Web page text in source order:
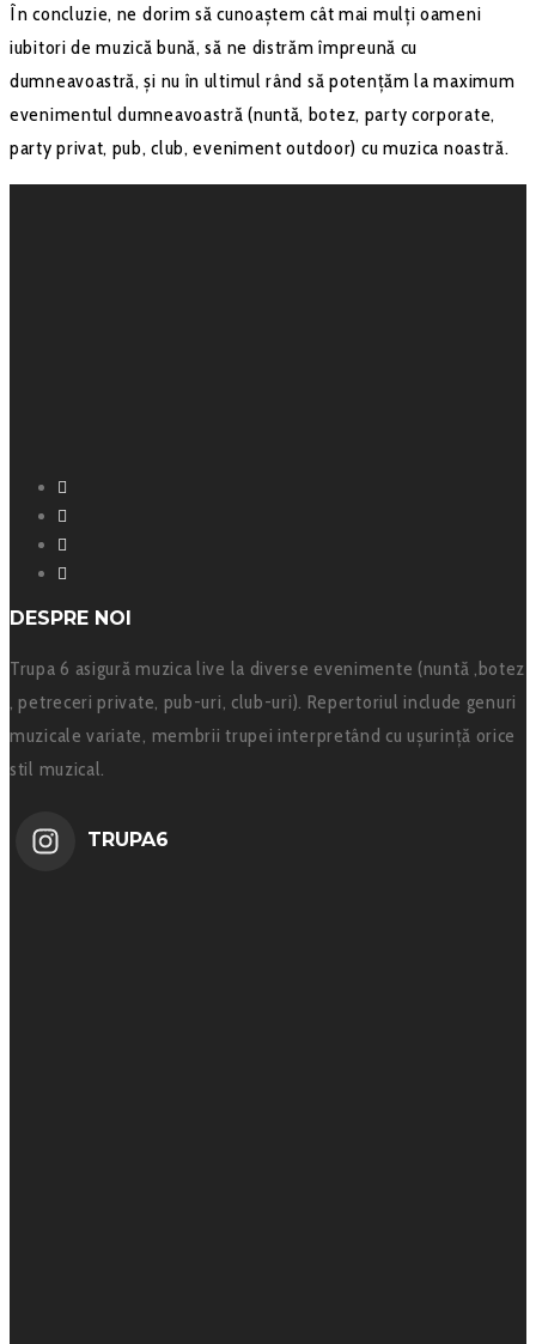
În concluzie, ne dorim să cunoaștem cât mai mulți oameni
iubitori de muzică bună, să ne distrăm împreună cu
dumneavoastră, și nu în ultimul rând să potențăm la maximum
evenimentul dumneavoastră (nuntă, botez, party corporate,
party privat, pub, club, eveniment outdoor) cu muzica noastră.
DESPRE NOI
Trupa 6 asigură muzica live la diverse evenimente (nuntă ,botez
, petreceri private, pub-uri, club-uri). Repertoriul include genuri
muzicale variate, membrii trupei interpretând cu ușurință orice
stil muzical.
TRUPA6